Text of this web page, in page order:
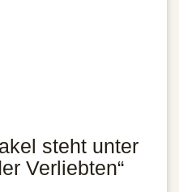
steht unter
Verliebten“